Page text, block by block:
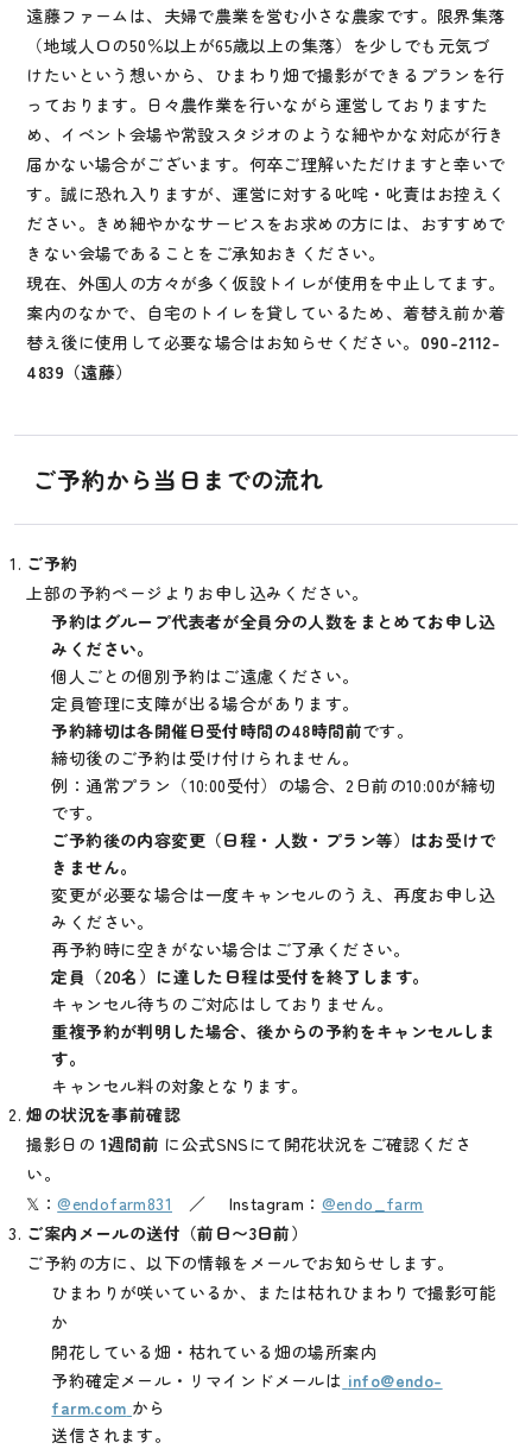
遠藤ファームは、夫婦で農業を営む小さな農家です。限界集落
（地域人口の50％以上が65歳以上の集落）を少しでも元気づ
けたいという想いから、ひまわり畑で撮影ができるプランを行
っております。日々農作業を行いながら運営しておりますた
め、イベント会場や常設スタジオのような細やかな対応が行き
届かない場合がございます。何卒ご理解いただけますと幸いで
す。誠に恐れ入りますが、運営に対する叱咤・叱責はお控えく
ださい。きめ細やかなサービスをお求めの方には、おすすめで
きない会場であることをご承知おきください。
現在、外国人の方々が多く仮設トイレが使用を中止してます。
案内のなかで、自宅のトイレを貸しているため、着替え前か着
替え後に使用して必要な場合はお知らせください。 090-2112-
4839（遠藤）
ご予約から当日までの流れ
ご予約
上部の予約ページよりお申し込みください。
予約はグループ代表者が全員分の人数をまとめてお申し込
みください。
個人ごとの個別予約はご遠慮ください。
定員管理に支障が出る場合があります。
予約締切は各開催日受付時間の48時間前です。
締切後のご予約は受け付けられません。
例：通常プラン（10:00受付）の場合、2日前の10:00が締切
です。
ご予約後の内容変更（日程・人数・プラン等）はお受けで
きません。
変更が必要な場合は一度キャンセルのうえ、再度お申し込
みください。
再予約時に空きがない場合はご了承ください。
定員（20名）に達した日程は受付を終了します。
キャンセル待ちのご対応はしておりません。
重複予約が判明した場合、後からの予約をキャンセルしま
す。
キャンセル料の対象となります。
畑の状況を事前確認
撮影日の 1週間前 に公式SNSにて開花状況をご確認くださ
い。
𝕏：@endofarm831 ／ Instagram： @endo_farm
ご案内メールの送付（前日〜3日前）
ご予約の方に、以下の情報をメールでお知らせします。
ひまわりが咲いているか、または枯れひまわりで撮影可能
か
開花している畑・枯れている畑の場所案内
予約確定メール・リマインドメールは info@endo-
farm.com から
送信されます。